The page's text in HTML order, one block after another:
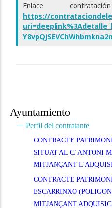
Ayuntamiento
Perfil del contratante
CONTRACTE
SITUAT AL C/ ANTONI
MITJANÇANT
CONTRACTE
ESCARRINXO (POLIGON
MITJANÇANT
Enlace
https://
uri=deeplink%